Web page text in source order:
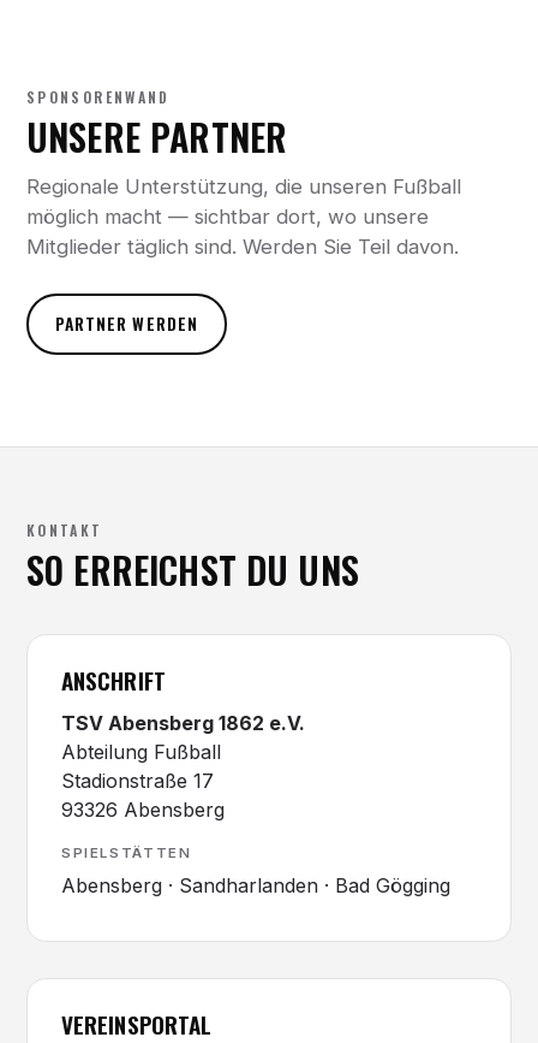
SPONSORENWAND
UNSERE PARTNER
Regionale Unterstützung, die unseren Fußball
möglich macht — sichtbar dort, wo unsere
Mitglieder täglich sind. Werden Sie Teil davon.
PARTNER WERDEN
KONTAKT
SO ERREICHST DU UNS
ANSCHRIFT
TSV Abensberg 1862 e.V.
Abteilung Fußball
Stadionstraße 17
93326 Abensberg
SPIELSTÄTTEN
Abensberg · Sandharlanden · Bad Gögging
VEREINSPORTAL